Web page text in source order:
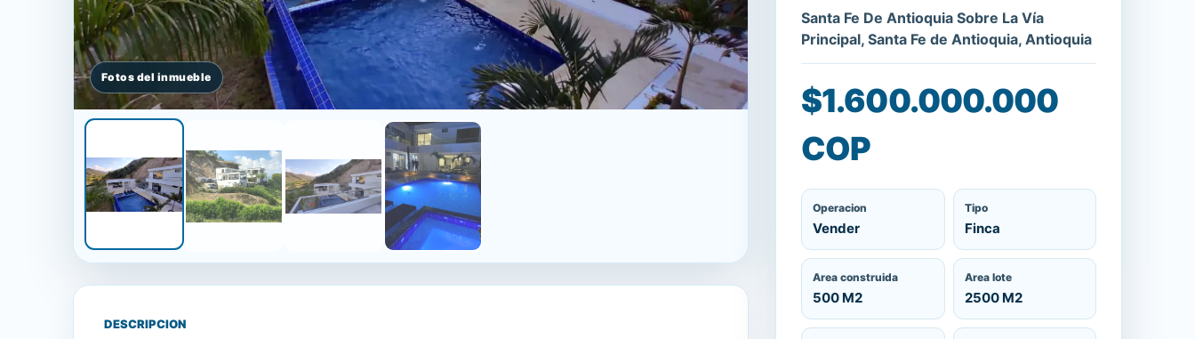
DESCRIPCION
Santa Fe De Antioquia Sobre La Vía
Principal, Santa Fe de Antioquia, Antioquia
$1.600.000.000
COP
Operacion
Vender
Tipo
Finca
Area construida
500 M2
Area lote
2500 M2